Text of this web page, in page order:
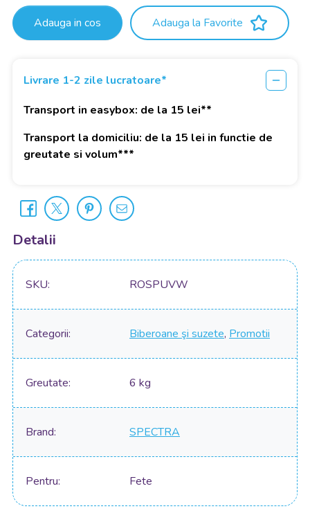
Adauga in cos Adauga la Favorite
Livrare 1-2 zile lucratoare*
Transport in easybox: de la 15 lei**
Transport la domiciliu: de la 15 lei in functie de
greutate si volum***
Detalii
SKU ROSPUVW
Categorii Biberoane şi suzete, Promotii
Greutate 6 kg
Brand SPECTRA
Pentru Fete